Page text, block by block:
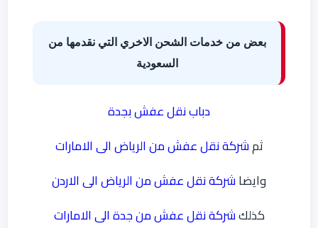
بعض من خدمات الشحن الاخري التي نقدمها من
السعودية
دباب نقل عفش بجدة
ثمشركة نقل عفش من الرياض الى الامارات
وايضاشركة نقل عفش من الرياض الى الاردن
كذلكشركة نقل عفش من جدة الى الامارات